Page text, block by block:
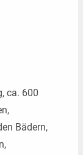
ca. 600
Bädern,